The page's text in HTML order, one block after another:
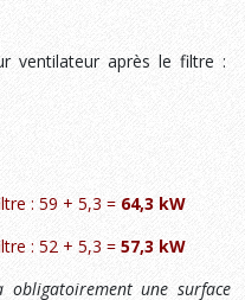
ventilateur après le filtre :
: 59 + 5,3 = 64,3 kW
: 52 + 5,3 = 57,3 kW
obligatoirement une surface